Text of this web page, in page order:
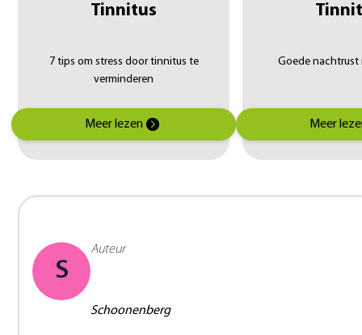
Tinnitus
7 tips om stress door tinnitus te
verminderen
Meer lezen
Goede
Meer
S
Auteur
Schoonenberg